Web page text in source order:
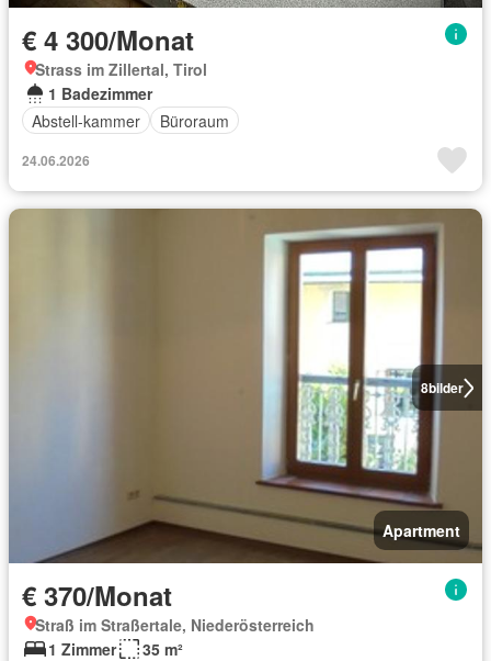
€ 4 300/Monat
Strass im Zillertal, Tirol
1 Badezimmer
Abstell-kammer
Büroraum
24.06.2026
8bilder
Apartment
€ 370/Monat
Straß im Straßertale, Niederösterreich
1 Zimmer
35 m²